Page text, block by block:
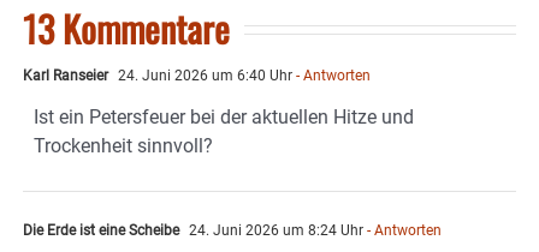
13 Kommentare
Karl Ranseier 24. Juni 2026 um 6:40 Uhr - Antworten
Ist ein Petersfeuer bei der aktuellen Hitze und
Trockenheit sinnvoll?
Die Erde ist eine Scheibe 24. Juni 2026 um 8:24 Uhr - Antworten